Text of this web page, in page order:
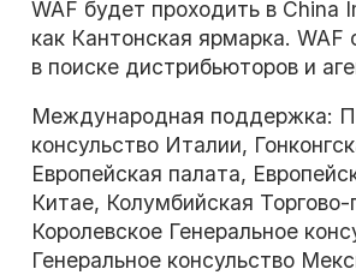
WAF будет проходить в China
как Кантонская ярмарка.
в поиске дистрибьюторов и
Международная поддержка:
консульство Италии,
Европейская палата,
Китае, Колумбийская
Королевское Генеральное
Генеральное консульство